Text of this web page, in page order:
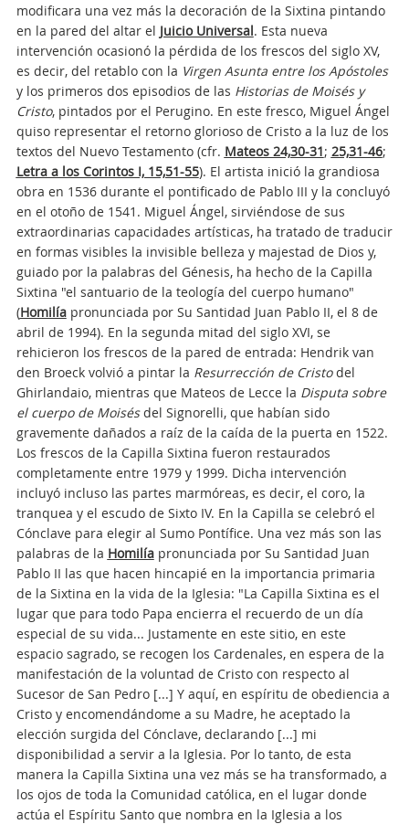
modificara una vez más la decoración de la Sixtina pintando
en la pared del altar el Juicio Universal. Esta nueva
intervención ocasionó la pérdida de los frescos del siglo XV,
es decir, del retablo con la Virgen Asunta entre los Apóstoles
y los primeros dos episodios de las Historias de Moisés y
Cristo, pintados por el Perugino. En este fresco, Miguel Ángel
quiso representar el retorno glorioso de Cristo a la luz de los
textos del Nuevo Testamento (cfr. Mateos 24,30-31; 25,31-46;
Letra a los Corintos I, 15,51-55). El artista inició la grandiosa
obra en 1536 durante el pontificado de Pablo III y la concluyó
en el otoño de 1541. Miguel Ángel, sirviéndose de sus
extraordinarias capacidades artísticas, ha tratado de traducir
en formas visibles la invisible belleza y majestad de Dios y,
guiado por la palabras del Génesis, ha hecho de la Capilla
Sixtina "el santuario de la teología del cuerpo humano"
(Homilíapronunciada por Su Santidad Juan Pablo II, el 8 de
abril de 1994). En la segunda mitad del siglo XVI, se
rehicieron los frescos de la pared de entrada: Hendrik van
den Broeck volvió a pintar la Resurrección de Cristodel
Ghirlandaio, mientras que Mateos de Lecce la Disputa sobre
el cuerpo de Moisésdel Signorelli, que habían sido
gravemente dañados a raíz de la caída de la puerta en 1522.
Los frescos de la Capilla Sixtina fueron restaurados
completamente entre 1979 y 1999. Dicha intervención
incluyó incluso las partes marmóreas, es decir, el coro, la
tranquea y el escudo de Sixto IV. En la Capilla se celebró el
Cónclave para elegir al Sumo Pontífice. Una vez más son las
palabras de la Homilíapronunciada por Su Santidad Juan
Pablo II las que hacen hincapié en la importancia primaria
de la Sixtina en la vida de la Iglesia: "La Capilla Sixtina es el
lugar que para todo Papa encierra el recuerdo de un día
especial de su vida... Justamente en este sitio, en este
espacio sagrado, se recogen los Cardenales, en espera de la
manifestación de la voluntad de Cristo con respecto al
Sucesor de San Pedro [...] Y aquí, en espíritu de obediencia a
Cristo y encomendándome a su Madre, he aceptado la
elección surgida del Cónclave, declarando [...] mi
disponibilidad a servir a la Iglesia. Por lo tanto, de esta
manera la Capilla Sixtina una vez más se ha transformado, a
los ojos de toda la Comunidad católica, en el lugar donde
actúa el Espíritu Santo que nombra en la Iglesia a los